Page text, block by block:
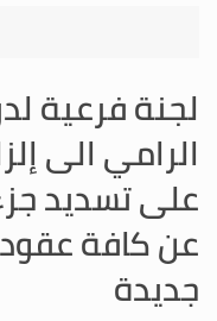
لجنة فرعية
الرامي الى
على تسديد
عن كافة
جديدة